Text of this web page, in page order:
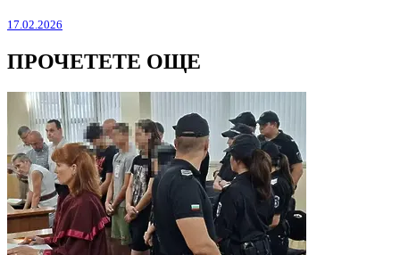
17.02.2026
ПРОЧЕТЕТЕ ОЩЕ